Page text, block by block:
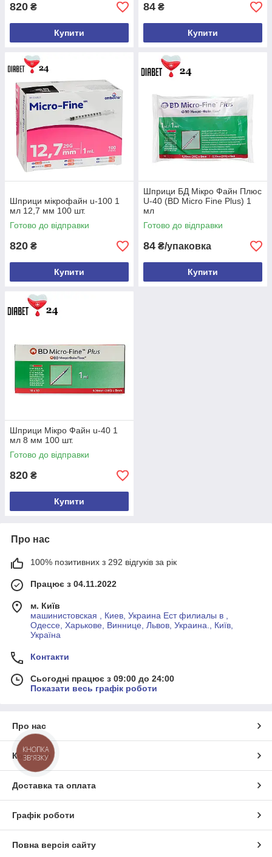
820 ₴
Купити
84 ₴
Купити
Шприци мікрофайн u-100 1
мл 12,7 мм 100 шт.
Готово до відправки
820 ₴
Купити
Шприци БД Мікро Файн Плюс
U-40 (BD Micro Fine Plus) 1
мл
Готово до відправки
84 ₴/упаковка
Купити
Шприци Мікро Файн u-40 1
мл 8 мм 100 шт.
Готово до відправки
820 ₴
Купити
Про нас
100% позитивних з 292 відгуків за рік
Працює з 04.11.2022
м. Київ
машинистовская , Киев, Украина Ест филиалы в ,
Одессе, Харькове, Виннице, Львов, Украина., Київ,
Україна
Контакти
Сьогодні працює з 09:00 до 24:00
Показати весь графік роботи
Про нас
Контакти
Доставка та оплата
Графік роботи
Повна версія сайту
КНОПКА
ЗВ'ЯЗКУ